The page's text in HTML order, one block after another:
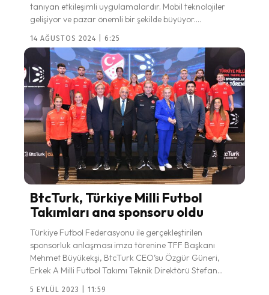
tanıyan etkileşimli uygulamalardır. Mobil teknolojiler
gelişiyor ve pazar önemli bir şekilde büyüyor....
14 AĞUSTOS 2024 | 6:25
BtcTurk, Türkiye Milli Futbol
Takımları ana sponsoru oldu
Türkiye Futbol Federasyonu ile gerçekleştirilen
sponsorluk anlaşması imza törenine TFF Başkanı
Mehmet Büyükekşi, BtcTurk CEO’su Özgür Güneri,
Erkek A Milli Futbol Takımı Teknik Direktörü Stefan...
5 EYLÜL 2023 | 11:59